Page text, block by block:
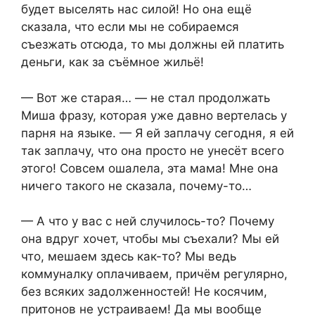
будет выселять нас силой! Но она ещё
сказала, что если мы не собираемся
съезжать отсюда, то мы должны ей платить
деньги, как за съёмное жильё!
— Вот же старая… — не стал продолжать
Миша фразу, которая уже давно вертелась у
парня на языке. — Я ей заплачу сегодня, я ей
так заплачу, что она просто не унесёт всего
этого! Совсем ошалела, эта мама! Мне она
ничего такого не сказала, почему-то…
— А что у вас с ней случилось-то? Почему
она вдруг хочет, чтобы мы съехали? Мы ей
что, мешаем здесь как-то? Мы ведь
коммуналку оплачиваем, причём регулярно,
без всяких задолженностей! Не косячим,
притонов не устраиваем! Да мы вообще